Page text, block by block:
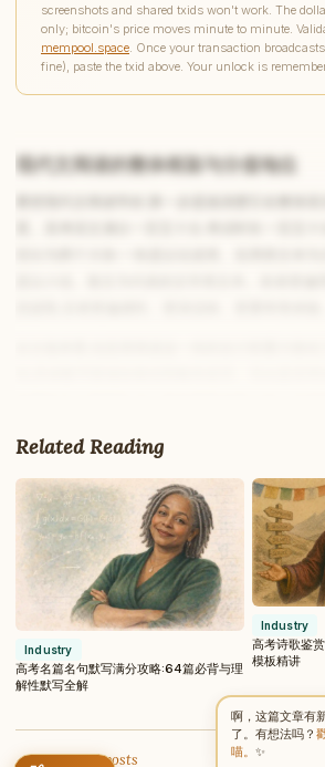
screenshots and shared txids won't work. The
only; bitcoin's price moves minute to minute.
mempool.space. Once your transaction
fine), paste the txid above. Your unlock is
现代文阅读的整体框架与分值地位
部分,谁掌握了规则,谁就能拿到接近满分的成绩。
许多考生对语文有一种根深蒂固的误解,认为语
的边际收益很低。这种看法对作文或许有几分道
完全站不住脚。阅读这一块的提分曲线,恰恰是
个原本只能拿一半分的学生,经过两三个月的系
率提到八九成。这种确定性,是其他板块难以给予
理解了它的分值地位,我们还要把它放进整张试卷
文一百五十分钟,需要分配给阅读、古诗文、语言
类阅读放在卷首,既是热身,也是定心丸。开局做得
开局卡壳,后面容易兵败如山倒。所以无论从分值
这一板块练到稳定输出,都是语文上岸的关键一步
Untitled note
Related Reading
Industry
高考名篇名句默写满分攻略:64篇必背与理
解性默写全解
Industry
高考诗歌鉴
模板精讲
← Back to all posts
啊，这篇文章有
了。有想法吗？
喵。 ✨
Feedback Request
EMAIL
MESSAGE
Send Message
Tang reads every message ·